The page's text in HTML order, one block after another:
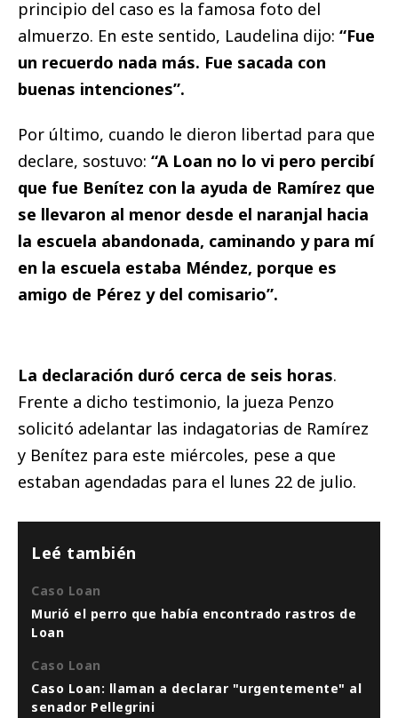
principio del caso es la famosa foto del
almuerzo. En este sentido, Laudelina dijo: “Fue
un recuerdo nada más. Fue sacada con
buenas intenciones”.
Por último, cuando le dieron libertad para que
declare, sostuvo: “A Loan no lo vi pero percibí
que fue Benítez con la ayuda de Ramírez que
se llevaron al menor desde el naranjal hacia
la escuela abandonada, caminando y para mí
en la escuela estaba Méndez, porque es
amigo de Pérez y del comisario”.
La declaración duró cerca de seis horas.
Frente a dicho testimonio, la jueza Penzo
solicitó adelantar las indagatorias de Ramírez
y Benítez para este miércoles, pese a que
estaban agendadas para el lunes 22 de julio.
Leé también
Caso Loan
Murió el perro que había encontrado rastros de
Loan
Caso Loan
Caso Loan: llaman a declarar "urgentemente" al
senador Pellegrini